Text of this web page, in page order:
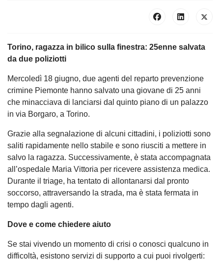
Torino, ragazza in bilico sulla finestra: 25enne salvata
da due poliziotti
Mercoledì 18 giugno, due agenti del reparto prevenzione
crimine Piemonte hanno salvato una giovane di 25 anni
che minacciava di lanciarsi dal quinto piano di un palazzo
in via Borgaro, a Torino.
Grazie alla segnalazione di alcuni cittadini, i poliziotti sono
saliti rapidamente nello stabile e sono riusciti a mettere in
salvo la ragazza. Successivamente, è stata accompagnata
all’ospedale Maria Vittoria per ricevere assistenza medica.
Durante il triage, ha tentato di allontanarsi dal pronto
soccorso, attraversando la strada, ma è stata fermata in
tempo dagli agenti.
Dove e come chiedere aiuto
Se stai vivendo un momento di crisi o conosci qualcuno in
difficoltà, esistono servizi di supporto a cui puoi rivolgerti: